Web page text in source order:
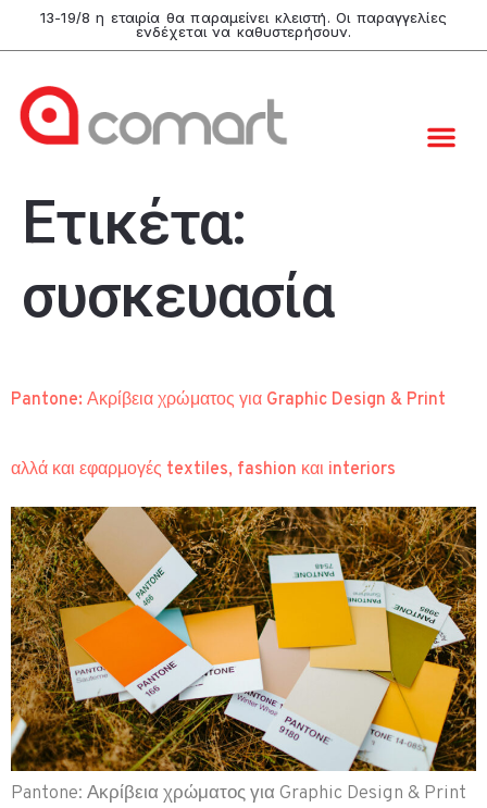
13-19/8 η εταιρία θα παραμείνει κλειστή. Οι παραγγελίες
ενδέχεται να καθυστερήσουν.
Ετικέτα:
συσκευασία
Pantone: Ακρίβεια χρώματος για Graphic Design & Print
αλλά και εφαρμογές textiles, fashion και interiors
Pantone: Ακρίβεια χρώματος για Graphic Design & Print